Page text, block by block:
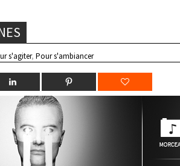
s'agiter,Pour s'ambiancer